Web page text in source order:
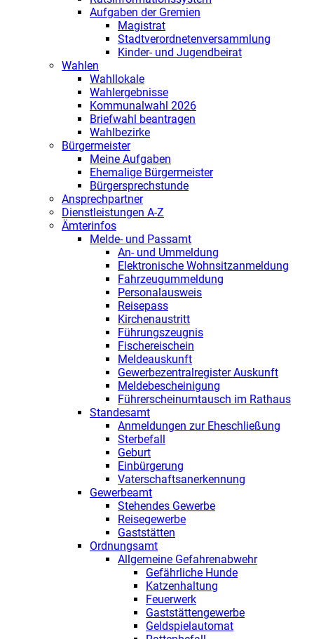
Aufgaben der Gremien
Magistrat
Stadtverordnetenversammlung
Kinder- und Jugendbeirat
Wahlen
Wahllokale
Wahlergebnisse
Kommunalwahl 2026
Briefwahl beantragen
Wahlbezirke
Bürgermeister
Meine Aufgaben
Ehemalige Bürgermeister
Bürgersprechstunde
Ansprechpartner
Dienstleistungen A-Z
Ämterinfos
Melde- und Passamt
An- und Ummeldung
Elektronische Wohnsitzanmeldung
Fahrzeugummeldung
Personalausweis
Reisepass
Kirchenaustritt
Führungszeugnis
Fischereischein
Meldeauskunft
Gewerbezentralregister Auskunft
Meldebescheinigung
Führerscheinumtausch im Rathaus
Standesamt
Anmeldungen zur Eheschließung
Sterbefall
Geburt
Einbürgerung
Vaterschaftsanerkennung
Gewerbeamt
Stehendes Gewerbe
Reisegewerbe
Gaststätten
Ordnungsamt
Allgemeine Gefahrenabwehr
Gefährliche Hunde
Katzenhaltung
Feuerwerk
Gaststättengewerbe
Geldspielautomat